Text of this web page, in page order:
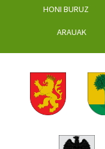
HONI BURUZ
ARAUAK